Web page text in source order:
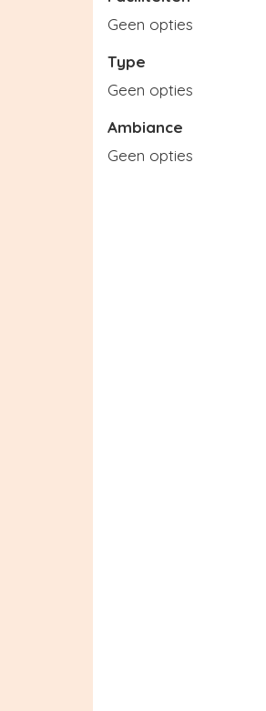
Geen opties
Type
Geen opties
Ambiance
Geen opties